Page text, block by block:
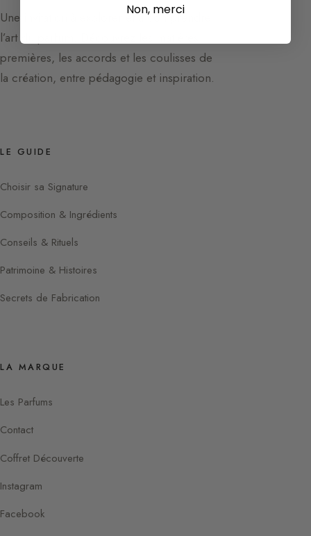
Une invitation à explorer et à comprendre
l’art du parfum. Découvrez les matières
premières, les accords et les coulisses de
la création, entre pédagogie et inspiration.
LE GUIDE
Choisir sa Signature
Composition & Ingrédients
Conseils & Rituels
Patrimoine & Histoires
Secrets de Fabrication
LA MARQUE
Les Parfums
Contact
Coffret Découverte
Instagram
Facebook
Non, merci